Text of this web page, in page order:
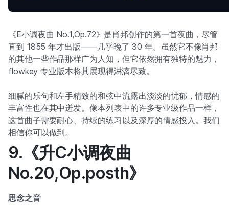
《E小调夜曲 No.1,Op.72》是肖邦创作的第一首夜曲，尽管
直到 1855 年才出版——几乎晚了 30 年。虽然它不像肖邦
的其他一些作品那样广为人知，但它依然拥有独特的魅力，
flowkey 专业版本将其展现得淋漓尽致。
细腻的乐句和左手精致的和弦中流露出淡淡的忧郁，情感的
丰富性也在其中迸发。像本列表中的许多专业级作品一样，
这首曲子需要耐心、持续的练习以及深厚的情感投入。我们
相信你可以做到。
9.《升C小调夜曲
No.20,Op.posth》
思念之音